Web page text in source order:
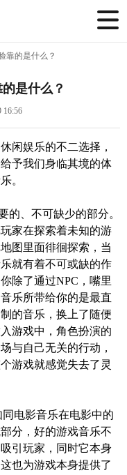
靠的是什么？
是什么？
16:56
闲娱乐的不二选择，
予我们身临其境的体
。
的、不可缺少的部分。
家在探索着未知的游
图里面徘徊探索， 当
就有着不可或缺的作
除了通过NPC ， 嘴里
乐所带给你的是最直
的音乐，换上了随便
游戏中，角色扮演的
与自己无关的行动，
游戏就感觉失去了灵
电影音乐在电影中的
分，好的游戏音乐不
引玩家，同时它本身
也为游戏本身提供了